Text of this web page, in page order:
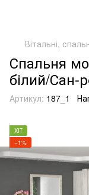
Вітальні,
Спальня
білий/Сан-
Артикул: 187_1
ХІТ
−1%